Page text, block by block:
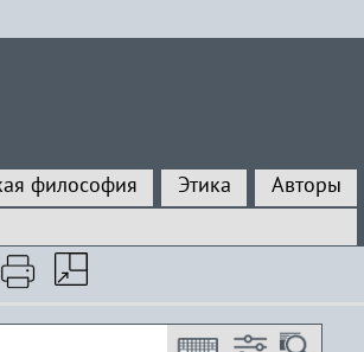
философия Этика
Авторы